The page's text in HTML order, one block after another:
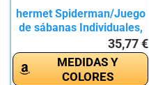
hermet Spiderman/Juego
de sábanas Individuales,
35,77 €
MEDIDAS Y
COLORES